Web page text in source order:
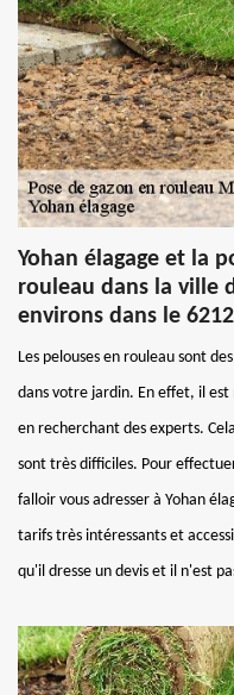
Yohan élagage et la
rouleau dans la ville
environs dans le
Les pelouses en rouleau sont
dans votre jardin. En effet, il est
en recherchant des experts.
sont très difficiles. Pour
falloir vous adresser à Yohan
tarifs très intéressants et
qu'il dresse un devis et il n'est